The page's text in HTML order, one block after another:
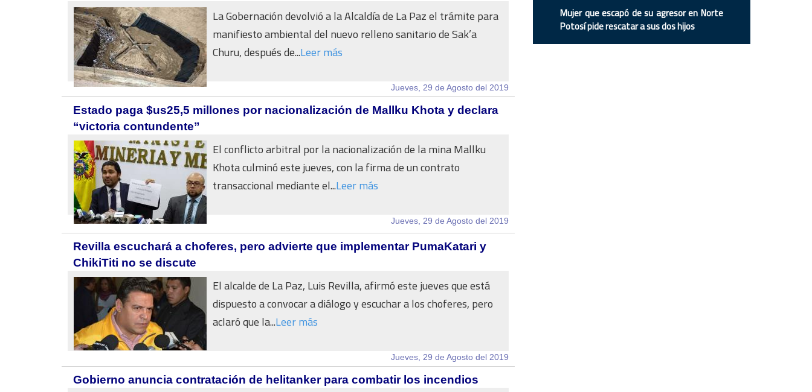
La Gobernación devolvió a la Alcaldía de La Paz el trámite para
manifiesto ambiental del nuevo relleno sanitario de Sak’a
Churu, después de...Leer más
Jueves, 29 de Agosto del 2019
Estado paga $us25,5 millones por nacionalización de Mallku Khota y declara
“victoria contundente”
El conflicto arbitral por la nacionalización de la mina Mallku
Khota culminó este jueves, con la firma de un contrato
transaccional mediante el...Leer más
Jueves, 29 de Agosto del 2019
Revilla escuchará a choferes, pero advierte que implementar PumaKatari y
ChikiTiti no se discute
El alcalde de La Paz, Luis Revilla, afirmó este jueves que está
dispuesto a convocar a diálogo y escuchar a los choferes, pero
aclaró que la...Leer más
Jueves, 29 de Agosto del 2019
Gobierno anuncia contratación de helitanker para combatir los incendios
Mujer que escapó de su agresor en Norte
Potosí pide rescatar a sus dos hijos